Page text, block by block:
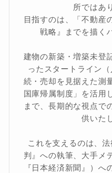
所ではあ
目指すのは、「不動産
戦略』までを描く
建物の新築・増築未登
ったスタートライン
続・売却を見据えた測
国庫帰属制度」を活用
まで、長期的な視点で
供いた
これを支えるのは、
判』への執筆、大手メ
『日本経済新聞』）へ